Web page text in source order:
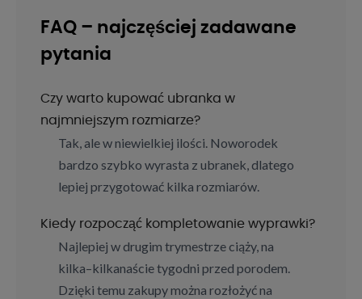
FAQ – najczęściej zadawane
pytania
Czy warto kupować ubranka w
najmniejszym rozmiarze?
Tak, ale w niewielkiej ilości. Noworodek
bardzo szybko wyrasta z ubranek, dlatego
lepiej przygotować kilka rozmiarów.
Kiedy rozpocząć kompletowanie wyprawki?
Najlepiej w drugim trymestrze ciąży, na
kilka–kilkanaście tygodni przed porodem.
Dzięki temu zakupy można rozłożyć na